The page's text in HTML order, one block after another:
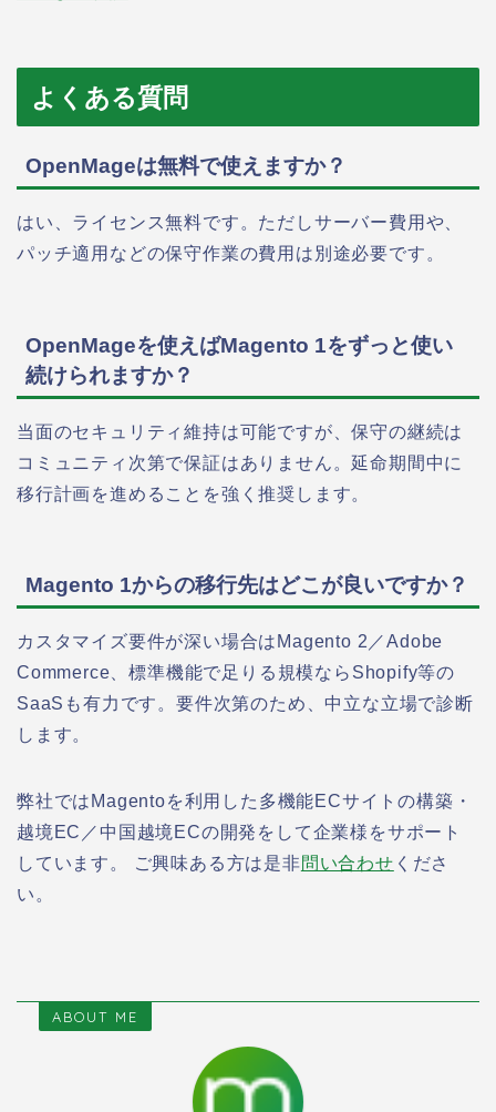
よくある質問
OpenMageは無料で使えますか？
はい、ライセンス無料です。ただしサーバー費用や、
パッチ適用などの保守作業の費用は別途必要です。
OpenMageを使えばMagento 1をずっと使い
続けられますか？
当面のセキュリティ維持は可能ですが、保守の継続は
コミュニティ次第で保証はありません。延命期間中に
移行計画を進めることを強く推奨します。
Magento 1からの移行先はどこが良いですか？
カスタマイズ要件が深い場合はMagento 2／Adobe
Commerce、標準機能で足りる規模ならShopify等の
SaaSも有力です。要件次第のため、中立な立場で診断
します。
弊社ではMagentoを利用した多機能ECサイトの構築・
越境EC／中国越境ECの開発をして企業様をサポート
しています。 ご興味ある方は是非問い合わせ くださ
い。
ABOUT ME